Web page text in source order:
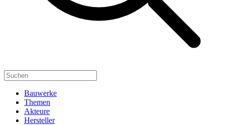
Bauwerke
Themen
Akteure
Hersteller